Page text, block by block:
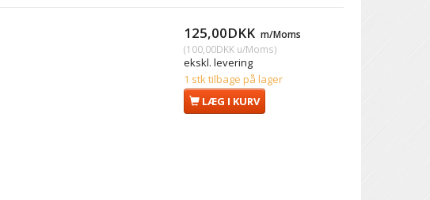
125,00DKK m/Moms
(100,00DKKu/Moms)
ekskl. levering
1 stk tilbage på lager
LÆG I KURV